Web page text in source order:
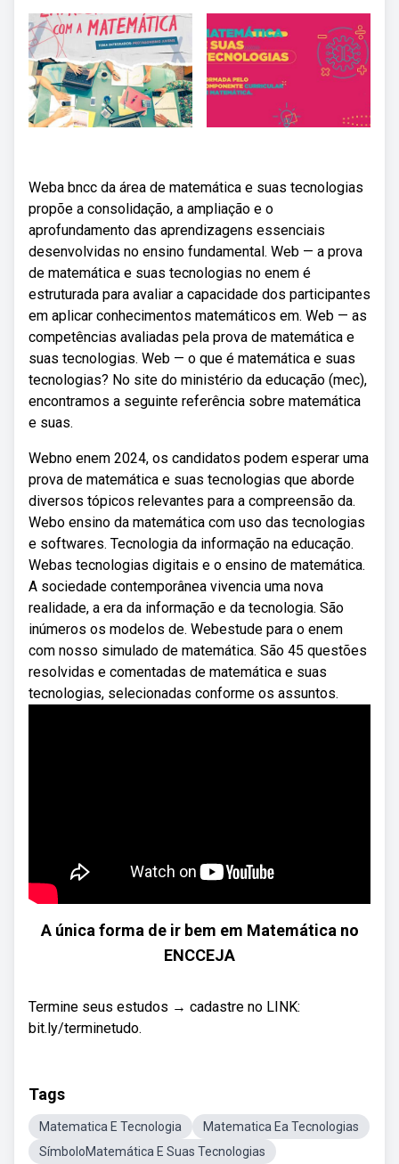
Weba bncc da área de matemática e suas tecnologias
propõe a consolidação, a ampliação e o
aprofundamento das aprendizagens essenciais
desenvolvidas no ensino fundamental. Web — a prova
de matemática e suas tecnologias no enem é
estruturada para avaliar a capacidade dos participantes
em aplicar conhecimentos matemáticos em. Web — as
competências avaliadas pela prova de matemática e
suas tecnologias. Web — o que é matemática e suas
tecnologias? No site do ministério da educação (mec),
encontramos a seguinte referência sobre matemática
e suas.
Webno enem 2024, os candidatos podem esperar uma
prova de matemática e suas tecnologias que aborde
diversos tópicos relevantes para a compreensão da.
Webo ensino da matemática com uso das tecnologias
e softwares. Tecnologia da informação na educação.
Webas tecnologias digitais e o ensino de matemática.
A sociedade contemporânea vivencia uma nova
realidade, a era da informação e da tecnologia. São
inúmeros os modelos de. Webestude para o enem
com nosso simulado de matemática. São 45 questões
resolvidas e comentadas de matemática e suas
tecnologias, selecionadas conforme os assuntos.
A única forma de ir bem em Matemática no
ENCCEJA
Termine seus estudos → cadastre no LINK:
bit.ly/terminetudo.
Tags
Matematica E Tecnologia
Matematica Ea Tecnologias
SímboloMatemática E Suas Tecnologias